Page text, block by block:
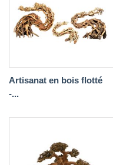
Artisanat en bois flotté
-...